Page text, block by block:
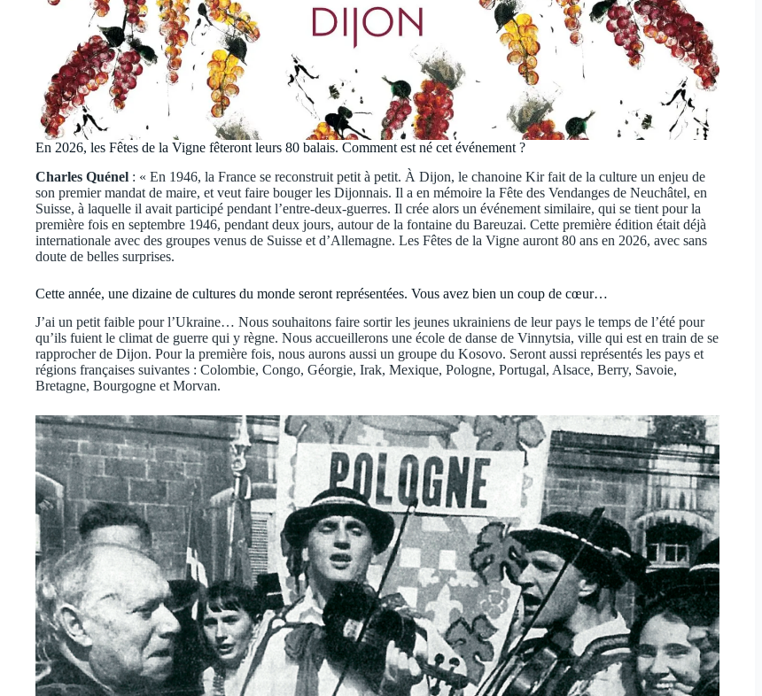
En 2026, les Fêtes de la Vigne fêteront leurs 80 balais. Comment est né cet événement ?
Charles Quénel : « En 1946, la France se reconstruit petit à petit. À Dijon, le chanoine Kir fait de la culture un enjeu de
son premier mandat de maire, et veut faire bouger les Dijonnais. Il a en mémoire la Fête des Vendanges de Neuchâtel, en
Suisse, à laquelle il avait participé pendant l’entre-deux-guerres. Il crée alors un événement similaire, qui se tient pour la
première fois en septembre 1946, pendant deux jours, autour de la fontaine du Bareuzai. Cette première édition était déjà
internationale avec des groupes venus de Suisse et d’Allemagne. Les Fêtes de la Vigne auront 80 ans en 2026, avec sans
doute de belles surprises.
Cette année, une dizaine de cultures du monde seront représentées. Vous avez bien un coup de cœur…
J’ai un petit faible pour l’Ukraine… Nous souhaitons faire sortir les jeunes ukrainiens de leur pays le temps de l’été pour
qu’ils fuient le climat de guerre qui y règne. Nous accueillerons une école de danse de Vinnytsia, ville qui est en train de se
rapprocher de Dijon. Pour la première fois, nous aurons aussi un groupe du Kosovo. Seront aussi représentés les pays et
régions françaises suivantes : Colombie, Congo, Géorgie, Irak, Mexique, Pologne, Portugal, Alsace, Berry, Savoie,
Bretagne, Bourgogne et Morvan.